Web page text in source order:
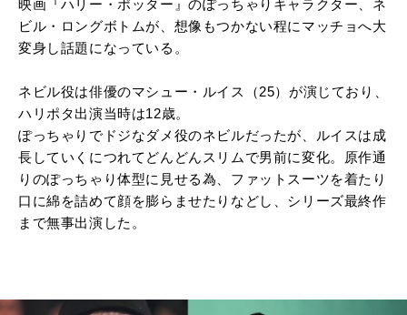
映画『ハリー・ポッター』のぽっちゃりキャラクター、ネ
ビル・ロングボトムが、想像もつかない程にマッチョへ大
変身し話題になっている。
ネビル役は俳優のマシュー・ルイス（25）が演じており、
ハリポタ出演当時は12歳。
ぽっちゃりでドジなダメ役のネビルだったが、ルイスは成
長していくにつれてどんどんスリムで男前に変化。原作通
りのぽっちゃり体型に見せる為、ファットスーツを着たり
口に綿を詰めて顔を膨らませたりなどし、シリーズ最終作
まで無事出演した。